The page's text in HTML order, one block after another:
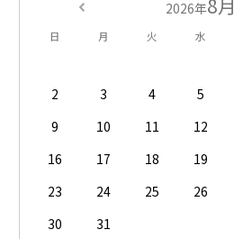
2026年8月
日 月 火 水
2
3 4 5
9
10 11 12
16
17 18 19
23
24 25 26
30
31